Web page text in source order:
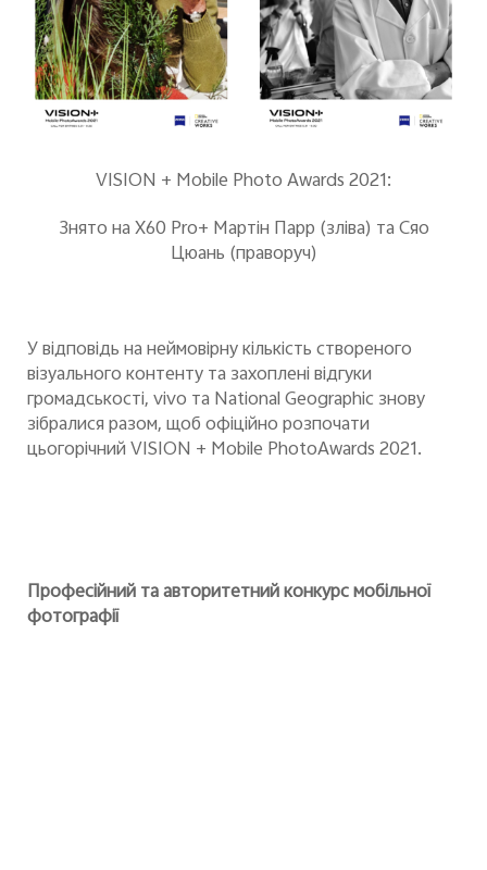
VISION + Mobile Photo Awards 2021:
Знятона X60 Pro+ Мартін Парр (зліва) та Сяо
Цюань (праворуч)
У відповідь нанеймовірну кількість створеного
візуального контентута захоплені відгуки
громадськості, vivo та National Geographic знову
зібралися разом, щоб офіційнорозпочати
цьогорічнийVISION + Mobile PhotoAwards 2021.
Професійний та авторитетний конкурс мобільної
фотографії